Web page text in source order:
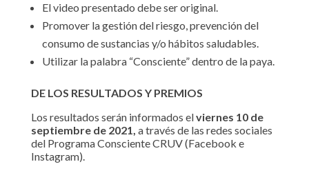
El video presentado debe ser original.
Promover la gestión del riesgo, prevención del
consumo de sustancias y/o hábitos saludables.
Utilizar la palabra “Consciente” dentro de la paya.
DE LOS RESULTADOS Y PREMIOS
Los resultados serán informados elviernes 10 de
septiembre de 2021, a través de las redes sociales
del Programa Consciente CRUV (Facebook e
Instagram).